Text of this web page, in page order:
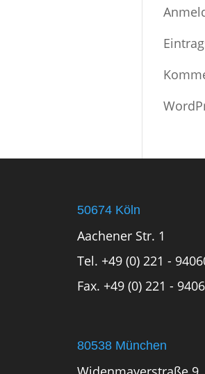
50674 Köln
Aachener Str. 1
Tel. +49 (0) 221 -
Fax. +49 (0) 221 -
80538 München